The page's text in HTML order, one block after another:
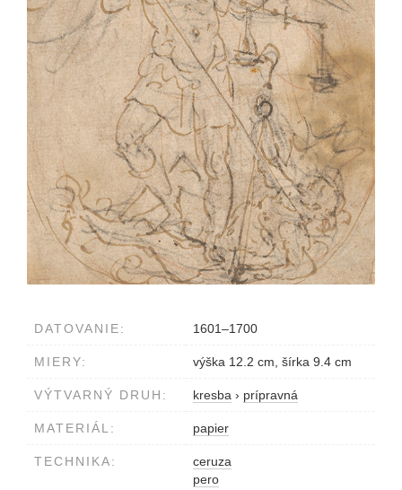
DATOVANIE: 1601–1700
MIERY: výška 12.2 cm, šírka 9.4 cm
VÝTVARNÝ DRUH: kresba › prípravná
MATERIÁL: papier
TECHNIKA:
ceruza
pero